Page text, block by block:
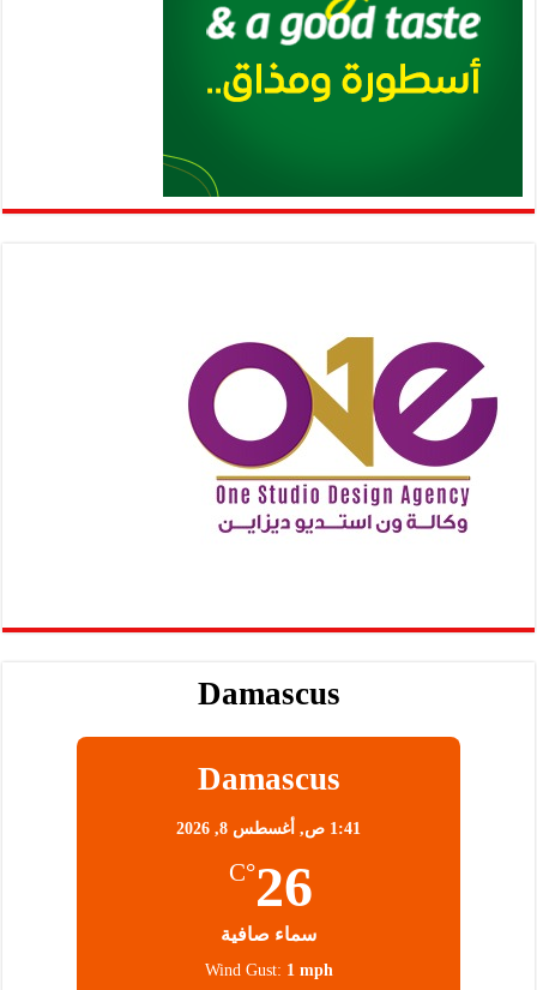
Damascus
Damascus
1:41 ص, أغسطس 8, 2026
26
°C
سماء صافية
Wind Gust: 1 mph